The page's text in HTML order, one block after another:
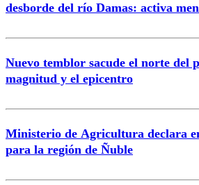
desborde del río Damas: activa
Nuevo temblor sacude el norte del
magnitud y el epicentro
Ministerio de Agricultura declara
para la región de Ñuble